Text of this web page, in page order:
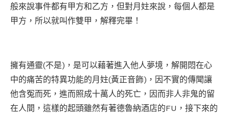
般來說事件都有甲方和乙方，但對月妵來說，每個人都是
甲方，所以就叫作雙甲，解釋完畢！
擁有通靈(不是)，是可以藉著進入他人夢境，解開悶在心
中的痛苦的特異功能的月妵(黃正音飾)，因不實的傳聞讓
他含冤而死，進而照成十萬人的死亡，因而非人非鬼的留
在人間，這樣的起頭雖然有著德魯納酒店的FU，接下來的